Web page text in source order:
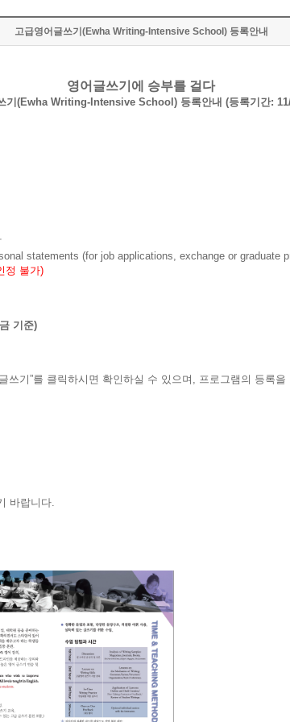
고급영어글쓰기(Ewha Writing-Intensive School) 등록안내
영어글쓰기에 승부를 걸다
기(Ewha Writing-Intensive School) 등록안내 (등록기간:
statements (for job applications, exchange or graduate
정 불가)
기준)
쓰기”를 클릭하시면 확인하실 수 있으며, 프로그램의 등록
바랍니다.